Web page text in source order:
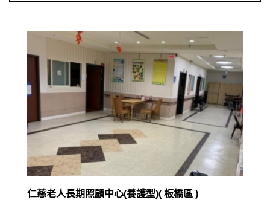
仁慈老人長期照顧中心(養護型)( 板橋區 )